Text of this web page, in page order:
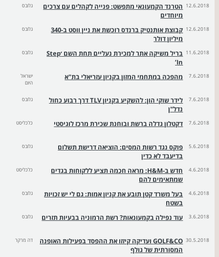
12.6.2018 הטרנד הקמעונאי מתפשט: פנייה לקהלים עם צרכים
מיוחדים
גלובס
12.6.2018
קבוצת אותנטיק ברנדס רוכשת את ניין ווסט ב-340
מיליון דולר
גלובס
11.6.2018
בריל משיקה אתר למכירת נעליים תחת השם ׳Step
In’
גלובס
7.6.2018 מהפכה במתחמי המזון בקניון עזריאלי בת"א
ישראל
היום
7.6.2018
לידר שוקי הון: להשקיע בקניון TLV דרך רבוע כחול
נדל"ן
גלובס
7.6.2018 דקטלון גדלה ברשת ובוחנת שכירת מרכז לוגיסטי כלכליסט
5.6.2018
פוקס נגד רשות המסים: הוציאה דרישת תשלום
בדיעבד לא כדין
גלובס
4.6.2018
חדש ב-H&M: מראה חכמה תציע ללקוחות בגדים
שמתאימים להם
כלכליסט
4.6.2018
בעל משרד קטן תובע את קניון אמות: גם לי יש זכויות
בשטח
גלובס
3.6.2018 עוד נפילה בקמעונאות? רשת הרמוניה בבעיות תזרים גלובס
30.5.2018
GOLF&CO ועדיקה קיזזו את ההפסד בפעילות האופנה
המסורתית של גולף
דה מרקר